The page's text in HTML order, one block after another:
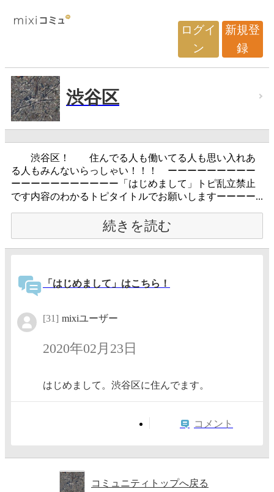
ログイ
ン
新規登
録
渋谷区
渋谷区！ 住んでる人も働いてる人も思い入れあ
る人もみんないらっしゃい！！！ ーーーーーーーーー
ーーーーーーーーーーー「はじめまして」トピ乱立禁止
です内容のわかるトピタイトルでお願いしますーーーー...
続きを読む
「はじめまして」はこちら！
[31] mixiユーザー
2020年02月23日
はじめまして。渋谷区に住んでます。
コメント
コミュニティトップへ戻る